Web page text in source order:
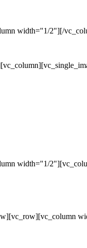
width="1/2"][/
width="1/